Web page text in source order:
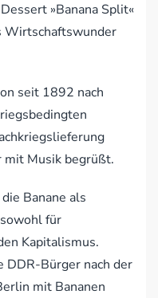
»Banana Split«
Wirtschaftswunder
seit 1892 nach
mit Musik begrüßt.
Banane als
für
Kapitalismus.
DDR-Bürger nach der
mit Bananen